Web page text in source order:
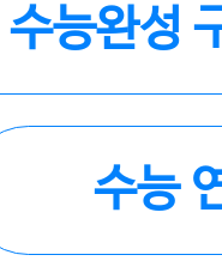
능완성
수능